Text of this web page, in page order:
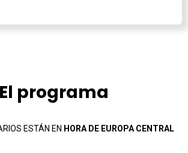
El programa
ESTÁN EN HORA DE EUROPA CENTRAL